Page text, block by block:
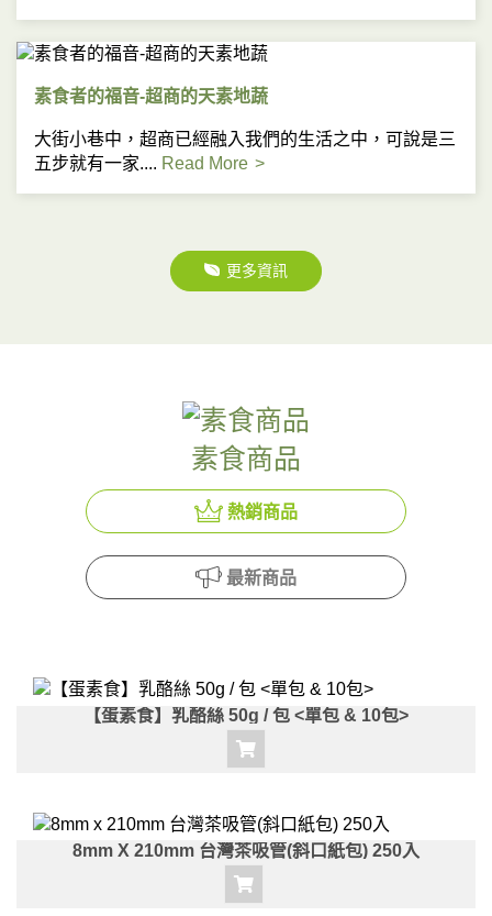
素食者的福音-超商的天素地蔬
大街小巷中，超商已經融入我們的生活之中，可說是三
五步就有一家.... Read More
更多資訊
素食商品
熱銷商品
最新商品
【蛋素食】乳酪絲 50g / 包 <單包 & 10包>
8mm X 210mm 台灣茶吸管(斜口紙包) 250入